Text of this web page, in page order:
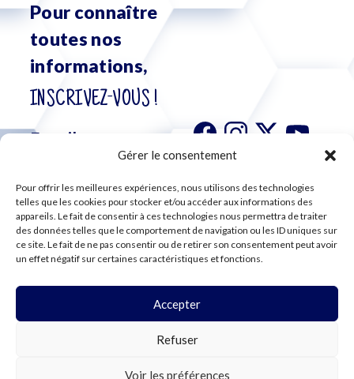
Gérer le consentement
Pour offrir les meilleures expériences, nous utilisons des technologies
telles que les cookies pour stocker et/ou accéder aux informations des
appareils. Le fait de consentir à ces technologies nous permettra de traiter
des données telles que le comportement de navigation ou les ID uniques sur
ce site. Le fait de ne pas consentir ou de retirer son consentement peut avoir
un effet négatif sur certaines caractéristiques et fonctions.
Accepter
Refuser
Voir les préférences
Pour connaître
toutes nos
informations,
INSCRIVEZ-VOUS !
S'abonner à
notre
newsletter